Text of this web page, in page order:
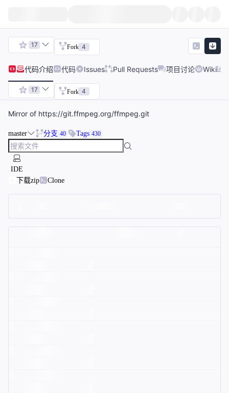
17 Fork 4
代码介绍 代码 Issues Pull Requests 项目讨论 Wiki
17 Fork 4
Mirror of https://git.ffmpeg.org/ffmpeg.git
master 分支 40 Tags 430
IDE
下载zip
Clone